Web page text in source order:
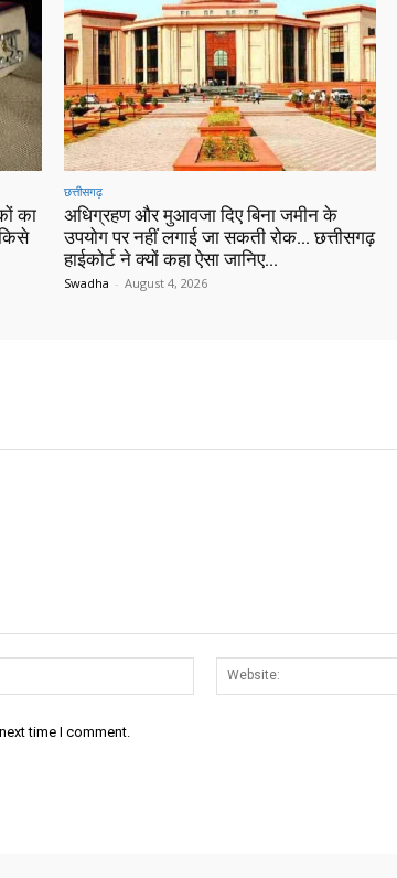
का
छत्तीसगढ़
अधिग्रहण और मुआवजा दिए बिना जमीन के
उपयोग पर नहीं लगाई जा सकती रोक… छत्तीसगढ़
हाईकोर्ट ने क्यों कहा ऐसा जानिए…
Swadha - August 4, 2026
Email:*
time I comment.